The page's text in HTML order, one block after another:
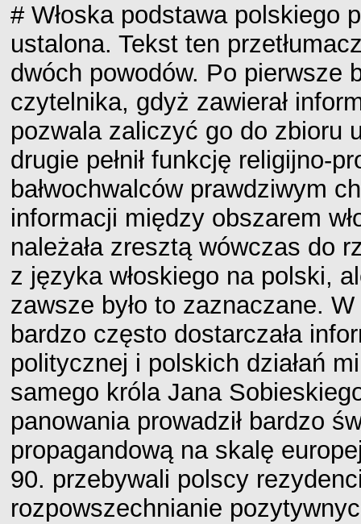
# Włoska podstawa polskiego
ustalona. Tekst ten
dwóch powodów. Po pierwsze
czytelnika, gdyż zawierał
pozwala zaliczyć go do zbioru
drugie pełnił funkcję religijno-
bałwochwalców prawdziwym
informacji między obszarem
należała zresztą wówczas do
z języka włoskiego na polski,
zawsze było to zaznaczane.
bardzo często dostarczała
politycznej i polskich działań
samego króla Jana
panowania prowadził bardzo
propagandową na skalę
90. przebywali polscy
rozpowszechnianie